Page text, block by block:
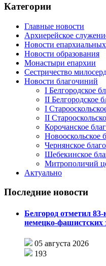
Категории
Главные новости
Архиерейское
Новости
Новости образования
Монастыри епархии
Сестричество
Новости благочиний
I Белгородское
II Белгородское
I
II
Корочанское
Новооскольское
Чернянское
Шебекинское
Митрополичий
Актуально
Последние новости
Белгород отметил
немецко-фашистских
05 августа 2026
193